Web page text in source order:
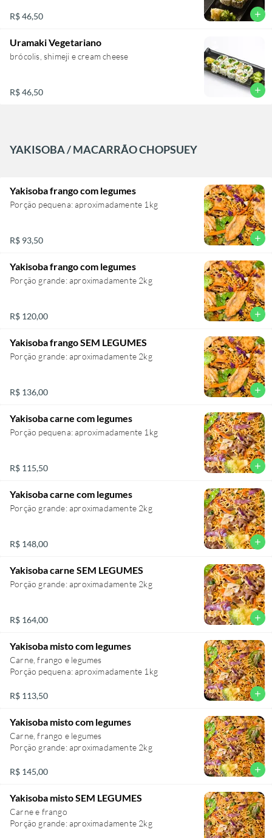
R$ 46,50 add
Uramaki Vegetariano
brócolis, shimeji e cream cheese
R$ 46,50 add
YAKISOBA / MACARRÃO CHOPSUEY
Yakisoba frango com legumes
Porção pequena: aproximadamente 1kg
R$ 93,50 add
Yakisoba frango com legumes
Porção grande: aproximadamente 2kg
R$ 120,00 add
Yakisoba frango SEM LEGUMES
Porção grande: aproximadamente 2kg
R$ 136,00 add
Yakisoba carne com legumes
Porção pequena: aproximadamente 1kg
R$ 115,50 add
Yakisoba carne com legumes
Porção grande: aproximadamente 2kg
R$ 148,00 add
Yakisoba carne SEM LEGUMES
Porção grande: aproximadamente 2kg
R$ 164,00 add
Yakisoba misto com legumes
Carne, frango e legumes
Porção pequena: aproximadamente 1kg
R$ 113,50 add
Yakisoba misto com legumes
Carne, frango e legumes
Porção grande: aproximadamente 2kg
R$ 145,00 add
Yakisoba misto SEM LEGUMES
Carne e frango
Porção grande: aproximadamente 2kg